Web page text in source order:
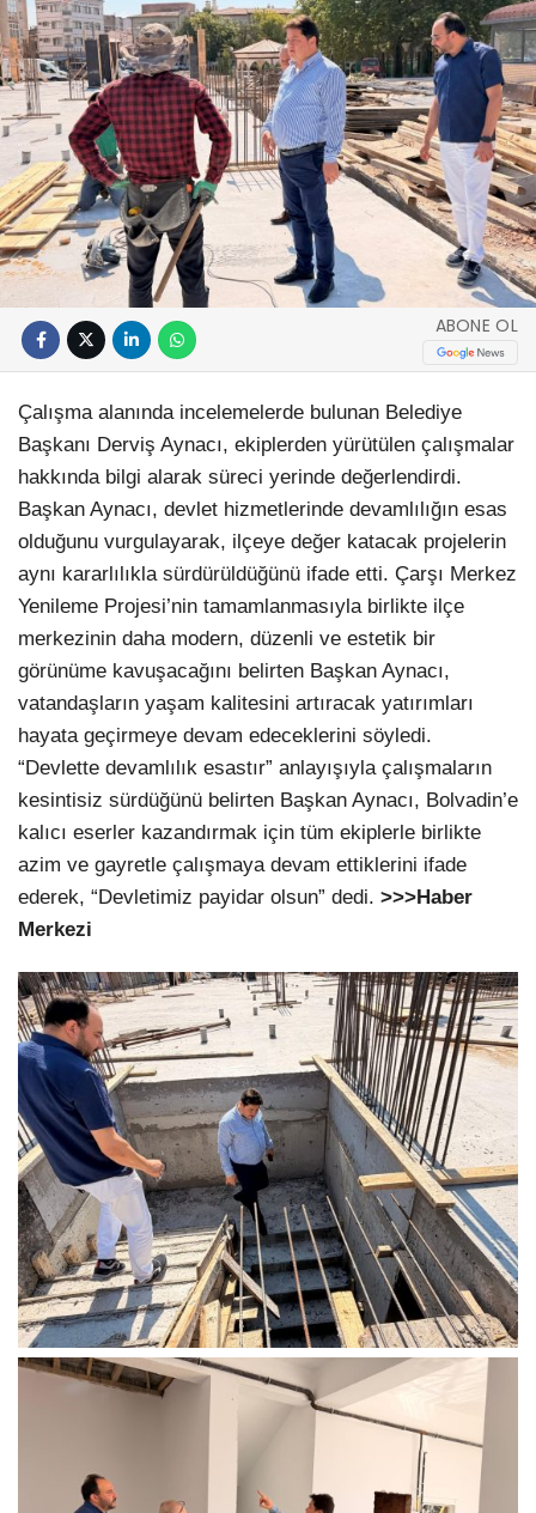
ABONE OL
Çalışma alanında incelemelerde bulunan Belediye
Başkanı Derviş Aynacı, ekiplerden yürütülen çalışmalar
hakkında bilgi alarak süreci yerinde değerlendirdi.
Başkan Aynacı, devlet hizmetlerinde devamlılığın esas
olduğunu vurgulayarak, ilçeye değer katacak projelerin
aynı kararlılıkla sürdürüldüğünü ifade etti. Çarşı Merkez
Yenileme Projesi’nin tamamlanmasıyla birlikte ilçe
merkezinin daha modern, düzenli ve estetik bir
görünüme kavuşacağını belirten Başkan Aynacı,
vatandaşların yaşam kalitesini artıracak yatırımları
hayata geçirmeye devam edeceklerini söyledi.
“Devlette devamlılık esastır” anlayışıyla çalışmaların
kesintisiz sürdüğünü belirten Başkan Aynacı, Bolvadin’e
kalıcı eserler kazandırmak için tüm ekiplerle birlikte
azim ve gayretle çalışmaya devam ettiklerini ifade
ederek, “Devletimiz payidar olsun” dedi. >>>Haber
Merkezi